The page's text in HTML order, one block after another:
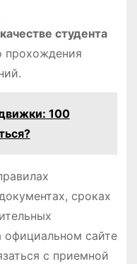
студента
прохождения
100
сроках
сайте
с приемной